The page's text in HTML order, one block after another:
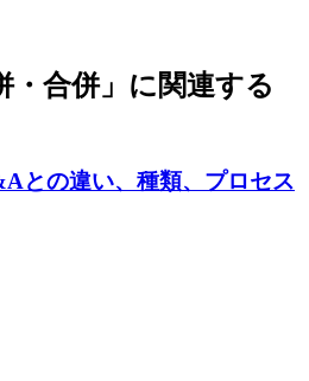
・合併」に関連する
との違い、種類、プロセス